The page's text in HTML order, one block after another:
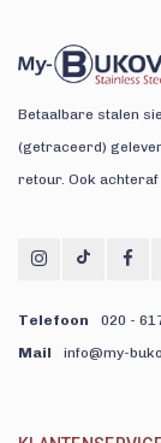
Betaalbare stalen
(getraceerd)
retour. Ook achteraf
Telefoon
020 -
Mail
info@my-